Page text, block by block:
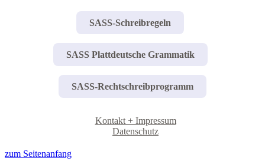
SASS-Schreibregeln
SASS Plattdeutsche Grammatik
SASS-Rechtschreibprogramm
Kontakt + Impressum
Datenschutz
zum Seitenanfang